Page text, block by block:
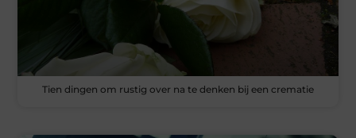
Tien dingen om rustig over na te denken bij een crematie